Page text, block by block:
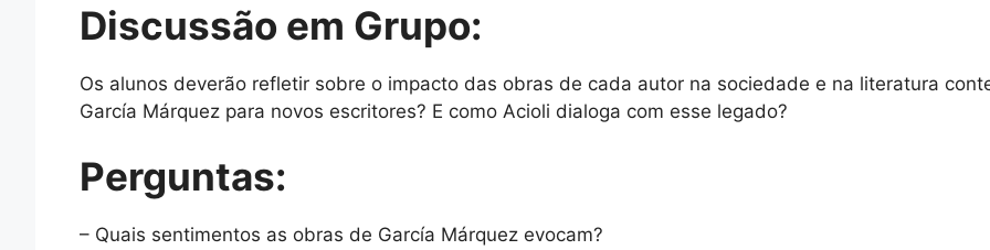
Discussão em Grupo:
Os alunos deverão refletir sobre o impacto das obras de cada autor na sociedade e na literatura
García Márquez para novos escritores? E como Acioli dialoga com esse legado?
Perguntas:
– Quais sentimentos as obras de García Márquez evocam?